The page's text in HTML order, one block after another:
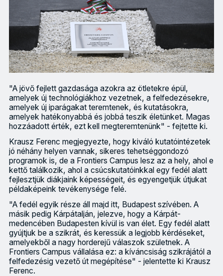
"A jövő fejlett gazdasága azokra az ötletekre épül,
amelyek új technológiákhoz vezetnek, a felfedezésekre,
amelyek új iparágakat teremtenek, és kutatásokra,
amelyek hatékonyabbá és jobbá teszik életünket. Magas
hozzáadott érték, ezt kell megteremtenünk" - fejtette ki.
Krausz Ferenc megjegyezte, hogy kiváló kutatóintézetek
jó néhány helyen vannak, sikeres tehetséggondozó
programok is, de a Frontiers Campus lesz az a hely, ahol e
kettő találkozik, ahol a csúcskutatóinkkal egy fedél alatt
fejlesztjük diákjaink képességeit, és egyengetjük útjukat
példaképeink tevékenysége felé.
"A fedél egyik része áll majd itt, Budapest szívében. A
másik pedig Kárpátalján, jelezve, hogy a Kárpát-
medencében Budapesten kívül is van élet. Egy fedél alatt
gyújtjuk be a szikrát, és keressük a legjobb kérdéseket,
amelyekből a nagy horderejű válaszok születnek. A
Frontiers Campus vállalása ez: a kíváncsiság szikrájától a
felfedezésig vezető út megépítése" - jelentette ki Krausz
Ferenc.